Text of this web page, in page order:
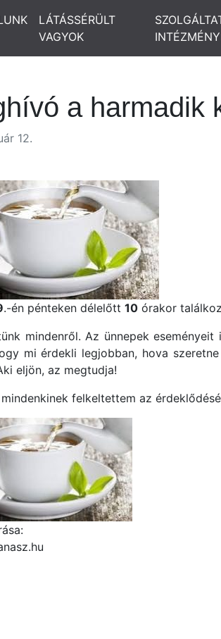
LÁTÁSSÉRÜLT
VAGYOK
a harmadik
12.
.-én pénteken délelőtt 10 órakor
mindenről. Az ünnepek
mi érdekli legjobban, hova
eljön, az megtudja!
mindenkinek felkeltettem az